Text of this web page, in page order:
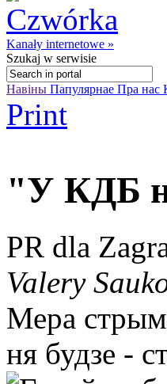
Kanały internetowe »
Szukaj w serwisie
Навіны Папулярнае Пра нас
Print
"У КДБ
PR dla
Valery
Мера
ня будзе -